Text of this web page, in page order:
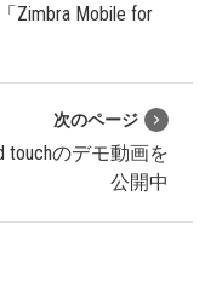
Zimbra Mobile for
次のページ
touchのデモ動画を
公開中